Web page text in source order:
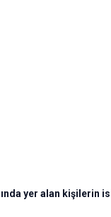
yer alan kişilerin